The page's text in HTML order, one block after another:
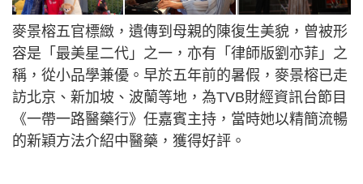
麥景榕五官標緻，遺傳到母親的陳復生美貌，曾被形
容是「最美星二代」之一，亦有「律師版劉亦菲」之
稱，從小品學兼優。早於五年前的暑假，麥景榕已走
訪北京、新加坡、波蘭等地，為TVB財經資訊台節目
《一帶一路醫藥行》任嘉賓主持，當時她以精簡流暢
的新穎方法介紹中醫藥，獲得好評。